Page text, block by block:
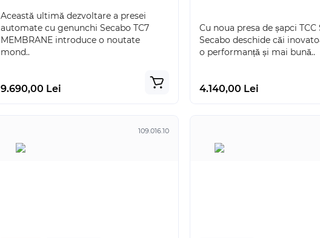
Această ultimă dezvoltare a presei
automate cu genunchi Secabo TC7
MEMBRANE introduce o noutate
mond..
9.690,00 Lei
Cu noua presa de șapci TCC
Secabo deschide căi
o performanță și mai bună..
4.140,00 Lei
109.016.10